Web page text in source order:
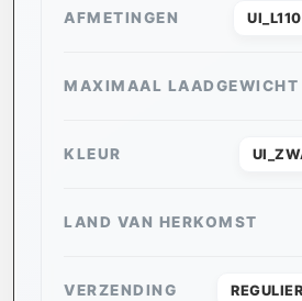
AFMETINGEN
MAXIMAAL LAADGEWICHT
KLEUR
LAND VAN HERKOMST
VERZENDING